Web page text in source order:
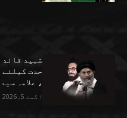
شہید قائد
حدت کیلئے
، علامہ
اگست 5, 2026